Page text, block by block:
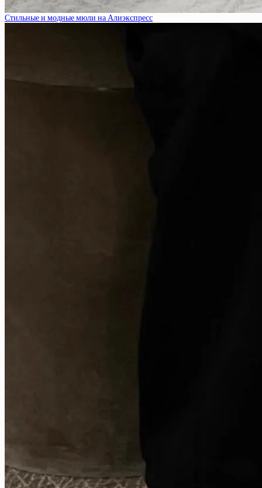
Стильные и модные мюли на Алиэкспресс